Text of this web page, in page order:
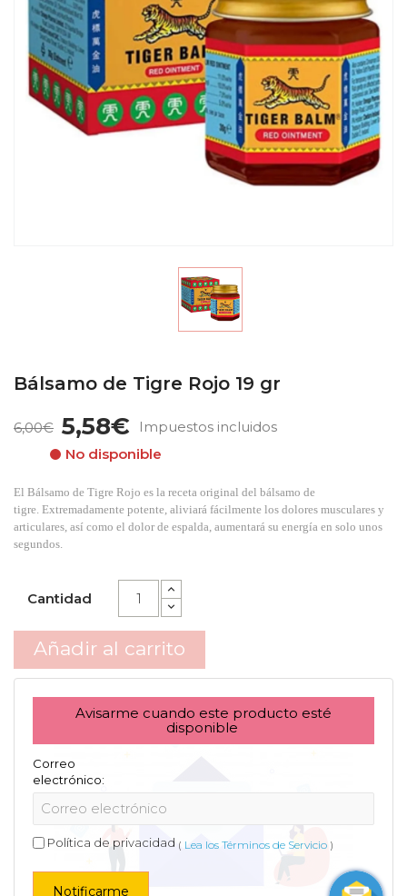
Bálsamo de Tigre Rojo 19 gr
6,00€ 5,58€
Impuestos incluidos
No disponible
El Bálsamo de Tigre Rojo es la receta original del bálsamo de
tigre. Extremadamente potente, aliviará fácilmente los dolores musculares y
articulares, así como el dolor de espalda, aumentará su energía en solo unos
segundos.
Cantidad
Añadir al carrito
Avisarme cuando este producto esté
disponible
Correo
electrónico:
Política de privacidad ( Lea los Términos de Servicio )
Notificarme